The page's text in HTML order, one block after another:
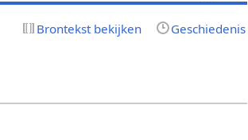
Brontekst bekijken Geschiedenis